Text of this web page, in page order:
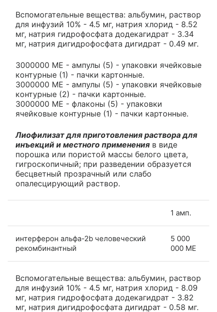
Вспомогательные вещества: альбумин, раствор
для инфузий 10% - 4.5 мг, натрия хлорид - 8.52
мг, натрия гидрофосфата додекагидрат - 3.34
мг, натрия дигидрофосфата дигидрат - 0.49 мг.
3000000 МЕ - ампулы (5) - упаковки ячейковые
контурные (1) - пачки картонные.
3000000 МЕ - ампулы (5) - упаковки ячейковые
контурные (2) - пачки картонные.
3000000 МЕ - флаконы (5) - упаковки
ячейковые контурные (1) - пачки картонные.
Лиофилизат для приготовления раствора для
инъекций и местного применения в виде
порошка или пористой массы белого цвета,
гигроскопичный; при разведении образуется
бесцветный прозрачный или слабо
опалесцирующий раствор.
1 амп.
интерферон альфа-2b человеческий
рекомбинантный
5 000
000 МЕ
Вспомогательные вещества: альбумин, раствор
для инфузий 10% - 4.5 мг, натрия хлорид - 8.09
мг, натрия гидрофосфата додекагидрат - 3.82
мг, натрия дигидрофосфата дигидрат - 0.58 мг.